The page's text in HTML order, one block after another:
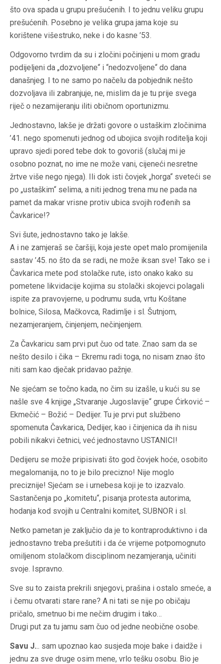
što ova spada u grupu prešućenih. I to jednu veliku grupu
prešućenih. Posebno je velika grupa jama koje su
korištene višestruko, neke i do kasne ’53.
Odgovorno tvrdim da su i zločini počinjeni u mom gradu
podijeljeni da „dozvoljene“ i “nedozvoljene“ do dana
današnjeg. I to ne samo po načelu da pobjednik nešto
dozvoljava ili zabranjuje, ne, mislim da je tu prije svega
riječ o nezamijeranju iliti običnom oportunizmu.
Jednostavno, lakše je držati govore o ustaškim zločinima
’41. nego spomenuti jednog od ubojica svojih roditelja koji
upravo sjedi pored tebe dok to govoriš (slučaj mi je
osobno poznat, no ime ne može vani, cijeneći nesretne
žrtve više nego njega). Ili dok isti čovjek „horga“ sveteći se
po „ustaškim“ selima, a niti jednog trena mu ne pada na
pamet da makar vrisne protiv ubica svojih rođenih sa
Čavkarice!?
Svi šute, jednostavno tako je lakše.
A i ne zamjeraš se čaršiji, koja jeste opet malo promijenila
sastav ’45. no što da se radi, ne može iksan sve! Tako se i
Čavkarica mete pod stolačke rute, isto onako kako su
pometene likvidacije kojima su stolački skojevci polagali
ispite za pravovjerne, u podrumu suda, vrtu Koštane
bolnice, Silosa, Mačkovca, Radimlje i sl. Šutnjom,
nezamjeranjem, činjenjem, nečinjenjem.
Za Čavkaricu sam prvi put čuo od tate. Znao sam da se
nešto desilo i čika – Ekremu radi toga, no nisam znao što
niti sam kao dječak pridavao pažnje.
Ne sjećam se točno kada, no čim su izašle, u kući su se
našle sve 4 knjige „Stvaranje Jugoslavije“ grupe Ćirković –
Ekmečić – Božić – Dedijer. Tu je prvi put službeno
spomenuta Čavkarica, Dedijer, kao i činjenica da ih nisu
pobili nikakvi četnici, već jednostavno USTANICI!
Dedijeru se može pripisivati što god čovjek hoće, osobito
megalomanija, no to je bilo precizno! Nije moglo
preciznije! Sjećam se i urnebesa koji je to izazvalo.
Sastančenja po „komitetu“, pisanja protesta autorima,
hodanja kod svojih u Centralni komitet, SUBNOR i sl.
Netko pametan je zaključio da je to kontraproduktivno i da
jednostavno treba prešutiti i da će vrijeme potpomognuto
omiljenom stolačkom disciplinom nezamjeranja, učiniti
svoje. Ispravno.
Sve su to zaista prekrili snjegovi, prašina i ostalo smeće, a
i čemu otvarati stare rane? A ni tati se nije po običaju
pričalo, smetnuo bi me nečim drugim i tako…
Drugi put za tu jamu sam čuo od jedne neobične osobe.
Savu J... sam upoznao kao susjeda moje bake i daidže i
jednu za sve druge osim mene, vrlo tešku osobu. Bio je